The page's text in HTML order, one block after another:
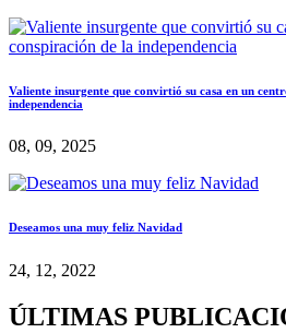
Valiente insurgente que convirtió su casa en un
independencia
08, 09, 2025
Deseamos una muy feliz Navidad
24, 12, 2022
ÚLTIMAS